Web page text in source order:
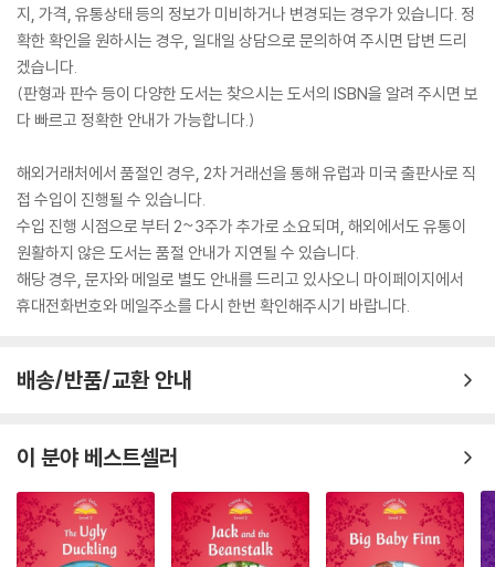
지, 가격, 유통상태 등의 정보가 미비하거나 변경되는 경우가 있습니다. 정
확한 확인을 원하시는 경우, 일대일 상담으로 문의하여 주시면 답변 드리
겠습니다.
(판형과 판수 등이 다양한 도서는 찾으시는 도서의 ISBN을 알려 주시면 보
다 빠르고 정확한 안내가 가능합니다.)
해외거래처에서 품절인 경우, 2차 거래선을 통해 유럽과 미국 출판사로 직
접 수입이 진행될 수 있습니다.
수입 진행 시점으로 부터 2~3주가 추가로 소요되며, 해외에서도 유통이
원활하지 않은 도서는 품절 안내가 지연될 수 있습니다.
해당 경우, 문자와 메일로 별도 안내를 드리고 있사오니 마이페이지에서
휴대전화번호와 메일주소를 다시 한번 확인해주시기 바랍니다.
배송/반품/교환 안내
이 분야 베스트셀러